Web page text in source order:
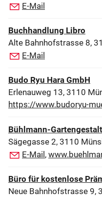
E-Mail
Buchhandlung Libro
Alte Bahnhofstrasse 8,
E-Mail
Budo Ryu Hara GmbH
Erlenauweg 13, 3110
https://www.budoryu-
Bühlmann-
Sägegasse 2, 3110
E-Mail,
Büro für kostenlose
Neue Bahnhofstrasse 9,